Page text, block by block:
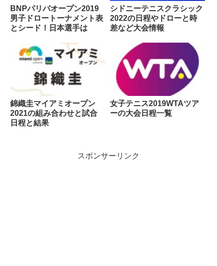
BNPパリバオープン2019
男子ドロートーナメント表
とシード！日本選手は
シドニーテニスクラシック
2022の日程やドローと時
差など大会情報
錦織圭マイアミオープン
2021の組み合わせと試合
日程と結果
女子テニス2019WTAツア
ーの大会日程一覧
スポンサーリンク